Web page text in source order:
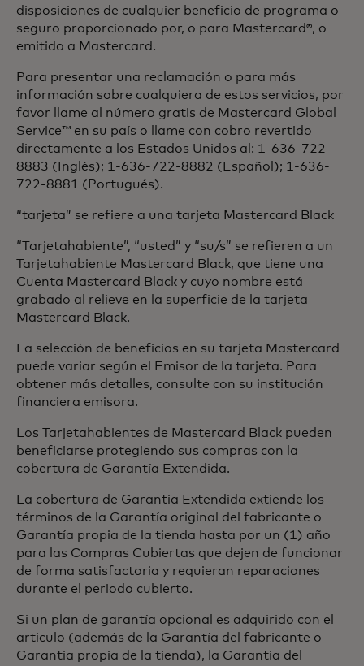
disposiciones de cualquier beneficio de programa o
seguro proporcionado por, o para Mastercard®, o
emitido a Mastercard.
Para presentar una reclamación o para más
información sobre cualquiera de estos servicios, por
favor llame al número gratis de Mastercard Global
Service™ en su país o llame con cobro revertido
directamente a los Estados Unidos al: 1-636-722-
8883 (Inglés); 1-636-722-8882 (Español); 1-636-
722-8881 (Portugués).
“tarjeta” se refiere a una tarjeta Mastercard Black
“Tarjetahabiente”, “usted” y “su/s” se refieren a un
Tarjetahabiente Mastercard Black, que tiene una
Cuenta Mastercard Black y cuyo nombre está
grabado al relieve en la superficie de la tarjeta
Mastercard Black.
La selección de beneficios en su tarjeta Mastercard
puede variar según el Emisor de la tarjeta. Para
obtener más detalles, consulte con su institución
financiera emisora.
Los Tarjetahabientes de Mastercard Black pueden
beneficiarse protegiendo sus compras con la
cobertura de Garantía Extendida.
La cobertura de Garantía Extendida extiende los
términos de la Garantía original del fabricante o
Garantía propia de la tienda hasta por un (1) año
para las Compras Cubiertas que dejen de funcionar
de forma satisfactoria y requieran reparaciones
durante el periodo cubierto.
Si un plan de garantía opcional es adquirido con el
articulo (además de la Garantía del fabricante o
Garantía propia de la tienda), la Garantía del